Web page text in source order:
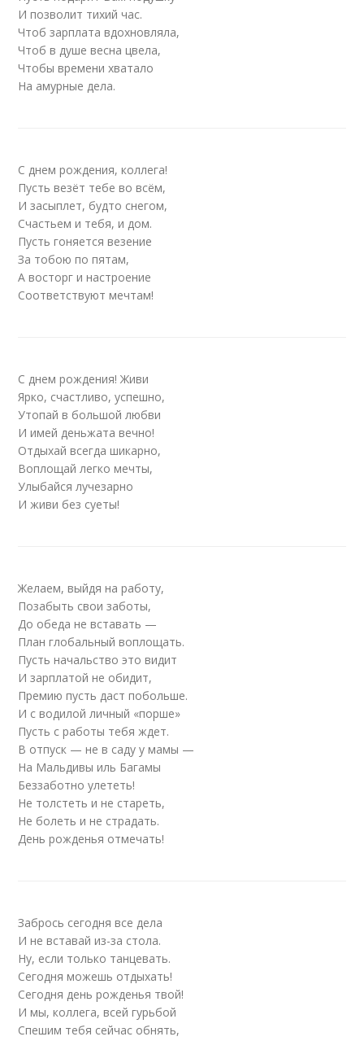
И позволит тихий час.
Чтоб зарплата вдохновляла,
Чтоб в душе весна цвела,
Чтобы времени хватало
На амурные дела.
С днем рождения, коллега!
Пусть везёт тебе во всём,
И засыплет, будто снегом,
Счастьем и тебя, и дом.
Пусть гоняется везение
За тобою по пятам,
А восторг и настроение
Соответствуют мечтам!
С днем рождения! Живи
Ярко, счастливо, успешно,
Утопай в большой любви
И имей деньжата вечно!
Отдыхай всегда шикарно,
Воплощай легко мечты,
Улыбайся лучезарно
И живи без суеты!
Желаем, выйдя на работу,
Позабыть свои заботы,
До обеда не вставать —
План глобальный воплощать.
Пусть начальство это видит
И зарплатой не обидит,
Премию пусть даст побольше.
И с водилой личный «порше»
Пусть с работы тебя ждет.
В отпуск — не в саду у мамы —
На Мальдивы иль Багамы
Беззаботно улететь!
Не толстеть и не стареть,
Не болеть и не страдать.
День рожденья отмечать!
Забрось сегодня все дела
И не вставай из-за стола.
Ну, если только танцевать.
Сегодня можешь отдыхать!
Сегодня день рожденья твой!
И мы, коллега, всей гурьбой
Спешим тебя сейчас обнять,